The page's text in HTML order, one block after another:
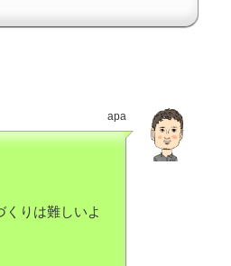
apa
くりは難しいよ